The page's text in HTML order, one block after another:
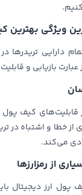
ویژگی بهترین
دارایی
احراز هویت ۲ مرحله‌ای باعث جلوگیری از حمله
قابلیت‌های کیف
از خطا و اشتباه
می‌کند.
از رمزارزها
پول ارز دیجیتال